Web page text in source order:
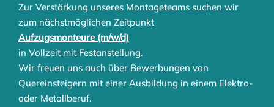
Zur Verstärkung unseres Montageteams suchen wir
zum nächstmöglichen Zeitpunkt
Aufzugsmonteure (m/w/d)
in Vollzeit mit Festanstellung.
Wir freuen uns auch über Bewerbungen von
Quereinsteigern mit einer Ausbildung in einem Elektro-
oder Metallberuf.